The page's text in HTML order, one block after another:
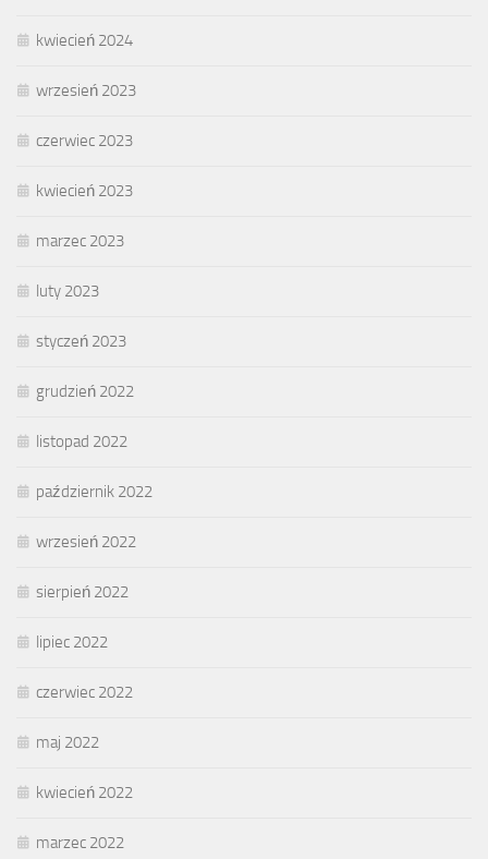
kwiecień 2024
wrzesień 2023
czerwiec 2023
kwiecień 2023
marzec 2023
luty 2023
styczeń 2023
grudzień 2022
listopad 2022
październik 2022
wrzesień 2022
sierpień 2022
lipiec 2022
czerwiec 2022
maj 2022
kwiecień 2022
marzec 2022